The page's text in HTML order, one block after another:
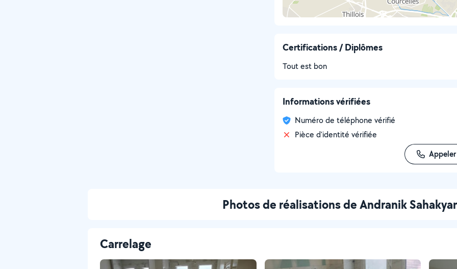
Certifications / Diplômes
Tout est bon
Informations vérifiées
Numéro de téléphone vérifié
Pièce d'identité vérifiée
Appeler
Photos de réalisations de Andranik
Carrelage